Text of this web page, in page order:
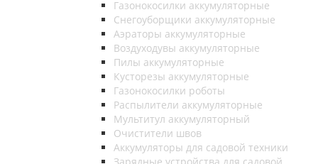
Газонокосилки аккумуляторные
Снегоуборщики аккумуляторные
Аэраторы аккумуляторные
Воздуходувы аккумуляторные
Пилы аккумуляторные
Кусторезы аккумуляторные
Газонокосилки роботы
Распылители аккумуляторные
Мультитул аккумуляторный
Очистители швов
Аккумуляторы для садовой техники
Зарядные устройства для садовой